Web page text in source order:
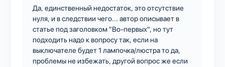
Да, единственный недостаток, это отсутствие
нуля, и в следствии чего... автор описывает в
статье под заголовком "Во-первых", но тут
подходить надо к вопросу так, если на
выключателе будет 1 лампочка/люстра то да,
проблемы не избежать, другой вопрос же если